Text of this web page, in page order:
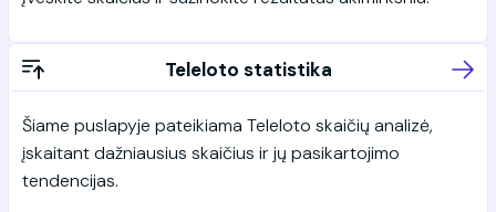
Teleloto statistika
Šiame puslapyje pateikiama Teleloto skaičių analizė,
įskaitant dažniausius skaičius ir jų pasikartojimo
tendencijas.